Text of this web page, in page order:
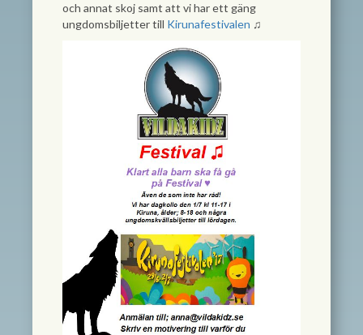
och annat skoj samt att vi har ett gäng
ungdomsbiljetter till Kirunafestivalen ♫